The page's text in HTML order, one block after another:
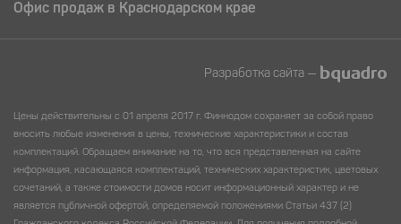
Офис продаж в Краснодарском крае
Разработка сайта —
Цены действительны с 01 апреля 2017 г. Финнодом сохраняет за собой право
вносить любые изменения в цены, технические характеристики и состав
комплектаций. Обращаем внимание на то, что вся представленная на сайте
информация, касающаяся комплектаций, технических характеристик, цветовых
сочетаний, а также стоимости домов носит информационный характер и не
является публичной офертой, определяемой положениями Статьи 437 (2)